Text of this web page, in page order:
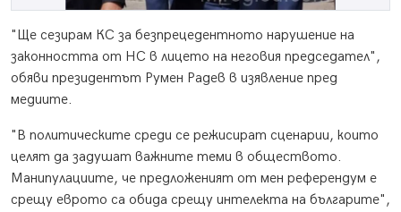
"Ще сезирам КС за безпрецедентното нарушение на
законността от НС в лицето на неговия председател",
обяви президентът Румен Радев в изявление пред
медиите.
"В политическите среди се режисират сценарии, които
целят да задушат важните теми в обществото.
Манипулациите, че предложеният от мен референдум е
срещу еврото са обида срещу интелекта на българите",